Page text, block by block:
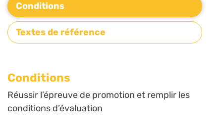
Conditions
Textes de référence
Conditions
Réussir l’épreuve de promotion et remplir les
conditions d’évaluation